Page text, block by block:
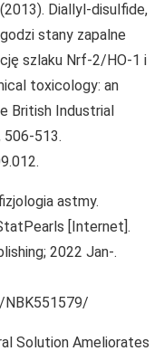
(2013). Diallyl-disulfide,
stany zapalne
szlaku Nrf-2/HO-1 i
toxicology: an
British Industrial
506-513.
astmy.
[Internet].
2022 Jan-.
NBK551579/
Solution Ameliorates